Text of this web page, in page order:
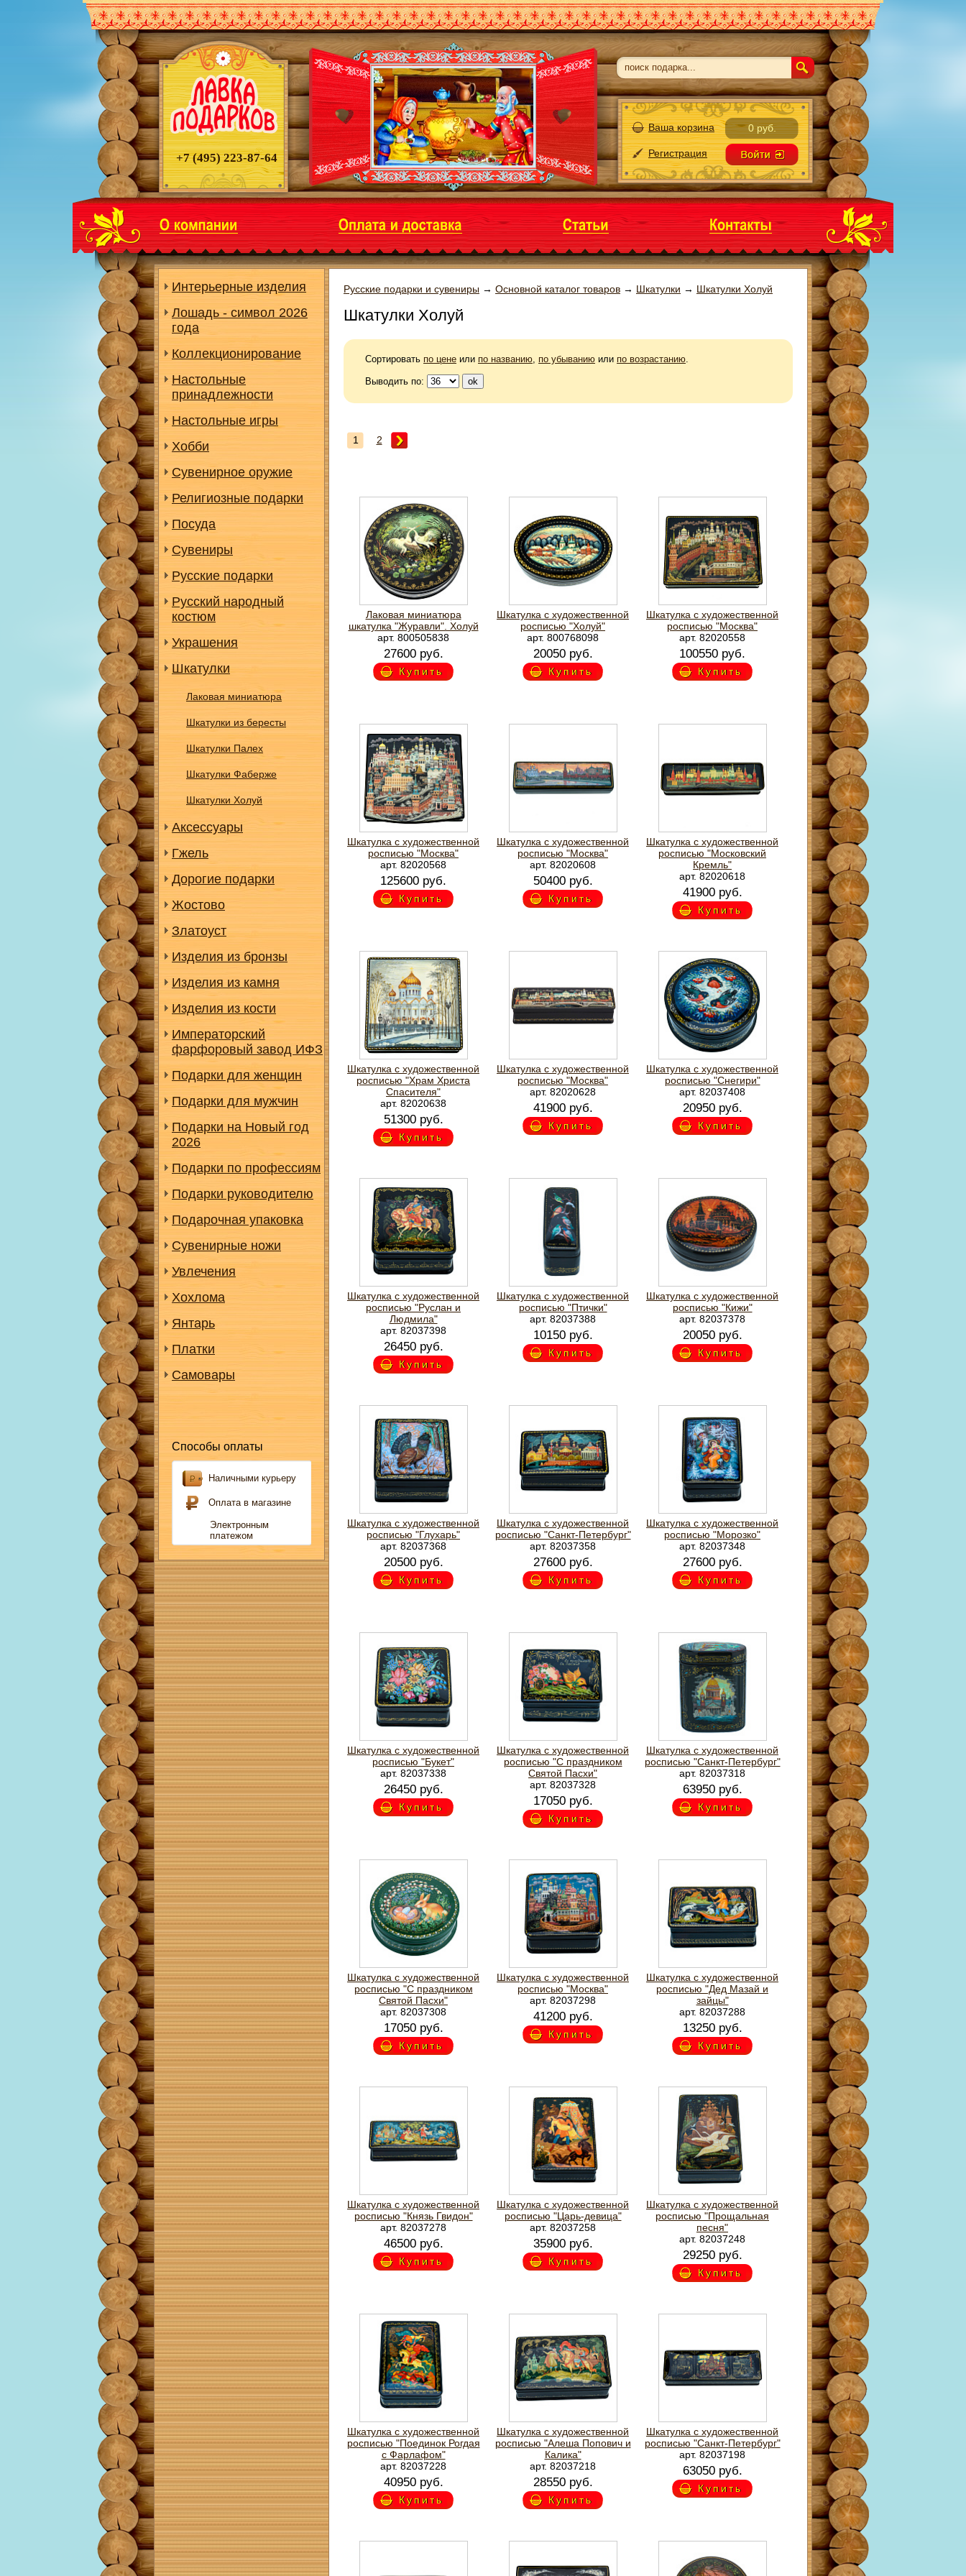
+7 (495) 223-87-64
Ваша корзина 0 руб.
Регистрация
Интерьерные изделия
Лошадь - символ 2026
года
Коллекционирование
Настольные
принадлежности
Настольные игры
Хобби
Сувенирное оружие
Религиозные подарки
Посуда
Сувениры
Русские подарки
Русский народный
костюм
Украшения
Шкатулки
Лаковая миниатюра
Шкатулки из бересты
Шкатулки Палех
Шкатулки Фаберже
Шкатулки Холуй
Аксессуары
Гжель
Дорогие подарки
Жостово
Златоуст
Изделия из бронзы
Изделия из камня
Изделия из кости
Императорский
фарфоровый завод ИФЗ
Подарки для женщин
Подарки для мужчин
Подарки на Новый год
2026
Подарки по профессиям
Подарки руководителю
Подарочная упаковка
Сувенирные ножи
Увлечения
Хохлома
Янтарь
Платки
Самовары
Способы оплаты
Наличными курьеру
Оплата в магазине
Электронным
платежом
Русские подарки и сувениры → Основной каталог товаров → Шкатулки → Шкатулки Холуй
Шкатулки Холуй
Сортировать по цене или по названию, по убыванию или по возрастанию.
Выводить по:
1 2
Лаковая миниатюра
шкатулка "Журавли". Холуй
арт. 800505838
27600 руб.
Купить
Шкатулка с художественной
росписью "Холуй"
арт. 800768098
20050 руб.
Купить
Шкатулка с художественной
росписью "Москва"
арт. 82020558
100550 руб.
Купить
Шкатулка с художественной
росписью "Москва"
арт. 82020568
125600 руб.
Купить
Шкатулка с художественной
росписью "Москва"
арт. 82020608
50400 руб.
Купить
Шкатулка с художественной
росписью "Московский
Кремль"
арт. 82020618
41900 руб.
Купить
Шкатулка с художественной
росписью "Храм Христа
Спасителя"
арт. 82020638
51300 руб.
Купить
Шкатулка с художественной
росписью "Москва"
арт. 82020628
41900 руб.
Купить
Шкатулка с художественной
росписью "Снегири"
арт. 82037408
20950 руб.
Купить
Шкатулка с художественной
росписью "Руслан и
Людмила"
арт. 82037398
26450 руб.
Купить
Шкатулка с художественной
росписью "Птички"
арт. 82037388
10150 руб.
Купить
Шкатулка с художественной
росписью "Кижи"
арт. 82037378
20050 руб.
Купить
Шкатулка с художественной
росписью "Глухарь"
арт. 82037368
20500 руб.
Купить
Шкатулка с художественной
росписью "Санкт-Петербург"
арт. 82037358
27600 руб.
Купить
Шкатулка с художественной
росписью "Морозко"
арт. 82037348
27600 руб.
Купить
Шкатулка с художественной
росписью "Букет"
арт. 82037338
26450 руб.
Купить
Шкатулка с художественной
росписью "С праздником
Святой Пасхи"
арт. 82037328
17050 руб.
Купить
Шкатулка с художественной
росписью "Санкт-Петербург"
арт. 82037318
63950 руб.
Купить
Шкатулка с художественной
росписью "С праздником
Святой Пасхи"
арт. 82037308
17050 руб.
Купить
Шкатулка с художественной
росписью "Москва"
арт. 82037298
41200 руб.
Купить
Шкатулка с художественной
росписью "Дед Мазай и
зайцы"
арт. 82037288
13250 руб.
Купить
Шкатулка с художественной
росписью "Князь Гвидон"
арт. 82037278
46500 руб.
Купить
Шкатулка с художественной
росписью "Царь-девица"
арт. 82037258
35900 руб.
Купить
Шкатулка с художественной
росписью "Прощальная
песня"
арт. 82037248
29250 руб.
Купить
Шкатулка с художественной
росписью "Поединок Рогдая
с Фарлафом"
арт. 82037228
40950 руб.
Купить
Шкатулка с художественной
росписью "Алеша Попович и
Калика"
арт. 82037218
28550 руб.
Купить
Шкатулка с художественной
росписью "Санкт-Петербург"
арт. 82037198
63050 руб.
Купить